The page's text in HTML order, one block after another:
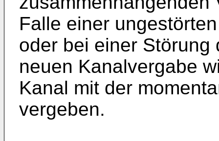
Falle einer
oder bei einer Störung
neuen Kanalvergabe
Kanal mit der
vergeben.